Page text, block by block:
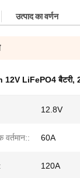
उत्पाद का वर्णन
12V LiFePO4 बैटरी,
12.8V
60A
120A